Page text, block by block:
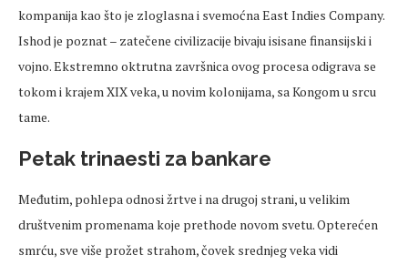
kompanija kao što je zloglasna i svemoćna East Indies Company.
Ishod je poznat – zatečene civilizacije bivaju isisane finansijski i
vojno. Ekstremno oktrutna završnica ovog procesa odigrava se
tokom i krajem XIX veka, u novim kolonijama, sa Kongom u srcu
tame.
Petak trinaesti za bankare
Međutim, pohlepa odnosi žrtve i na drugoj strani, u velikim
društvenim promenama koje prethode novom svetu. Opterećen
smrću, sve više prožet strahom, čovek srednjeg veka vidi